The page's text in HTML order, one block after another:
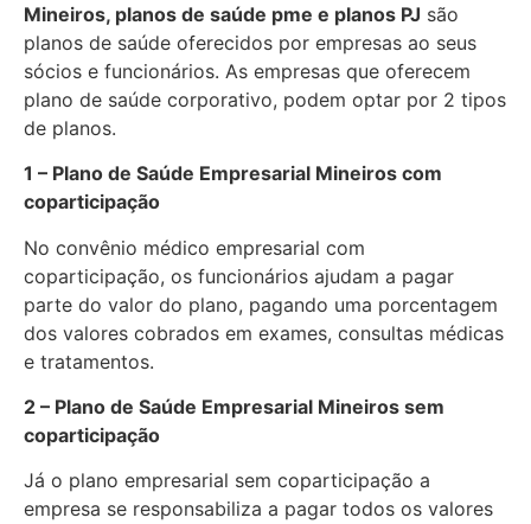
Mineiros, planos de saúde pme e planos PJ são
planos de saúde oferecidos por empresas ao seus
sócios e funcionários. As empresas que oferecem
plano de saúde corporativo, podem optar por 2 tipos
de planos.
1 – Plano de Saúde Empresarial Mineiros com
coparticipação
No convênio médico empresarial com
coparticipação, os funcionários ajudam a pagar
parte do valor do plano, pagando uma porcentagem
dos valores cobrados em exames, consultas médicas
e tratamentos.
2 – Plano de Saúde Empresarial Mineiros sem
coparticipação
Já o plano empresarial sem coparticipação a
empresa se responsabiliza a pagar todos os valores